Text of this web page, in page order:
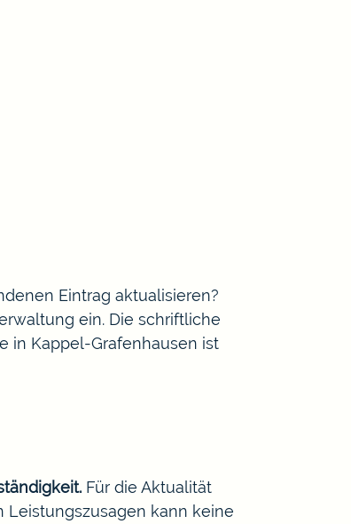
Eintrag aktualisieren?
ein. Die schriftliche
in Kappel-Grafenhausen ist
Für die Aktualität
kann keine